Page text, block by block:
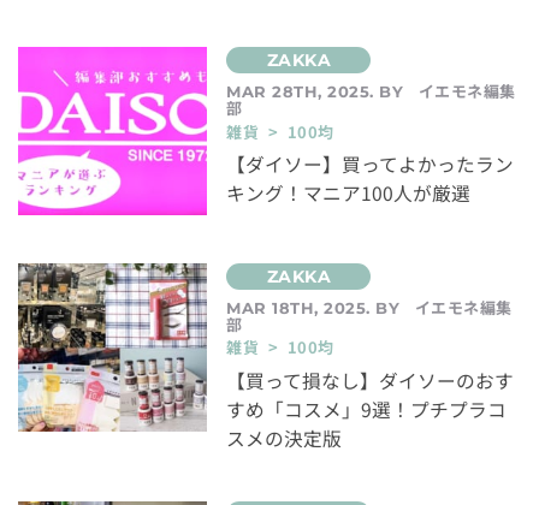
MAR 28TH, 2025. BY イエモネ編集
部
雑貨 > 100均
【ダイソー】買ってよかったラン
キング！マニア100人が厳選
MAR 18TH, 2025. BY イエモネ編集
部
雑貨 > 100均
【買って損なし】ダイソーのおす
すめ「コスメ」9選！プチプラコ
スメの決定版